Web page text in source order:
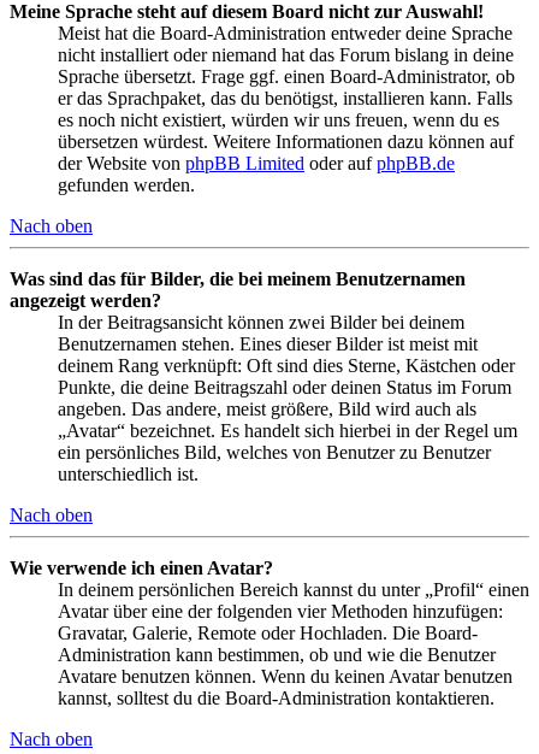
Meine Sprache steht auf diesem Board nicht zur Auswahl!
Meist hat die Board-Administration entweder deine Sprache
nicht installiert oder niemand hat das Forum bislang in deine
Sprache übersetzt. Frage ggf. einen Board-Administrator, ob
er das Sprachpaket, das du benötigst, installieren kann. Falls
es noch nicht existiert, würden wir uns freuen, wenn du es
übersetzen würdest. Weitere Informationen dazu können auf
der Website von phpBB Limited oder aufphpBB.de
gefunden werden.
Nach oben
Was sind das für Bilder, die bei meinem Benutzernamen
angezeigt werden?
In der Beitragsansicht können zwei Bilder bei deinem
Benutzernamen stehen. Eines dieser Bilder ist meist mit
deinem Rang verknüpft: Oft sind dies Sterne, Kästchen oder
Punkte, die deine Beitragszahl oder deinen Status im Forum
angeben. Das andere, meist größere, Bild wird auch als
„Avatar“ bezeichnet. Es handelt sich hierbei in der Regel um
ein persönliches Bild, welches von Benutzer zu Benutzer
unterschiedlich ist.
Nach oben
Wie verwende ich einen Avatar?
In deinem persönlichen Bereich kannst du unter „Profil“ einen
Avatar über eine der folgenden vier Methoden hinzufügen:
Gravatar, Galerie, Remote oder Hochladen. Die Board-
Administration kann bestimmen, ob und wie die Benutzer
Avatare benutzen können. Wenn du keinen Avatar benutzen
kannst, solltest du die Board-Administration kontaktieren.
Nach oben